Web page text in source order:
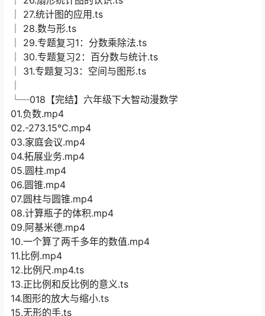
│ 27.统计图的应用.ts
│ 28.数与形.ts
│ 29.专题复习1：分数乘除法.ts
│ 30.专题复习2：百分数与统计.ts
│ 31.专题复习3：空间与图形.ts
└─018【完结】六年级下大智动漫数学
01.负数.mp4
02.-273.15℃.mp4
03.家庭会议.mp4
04.拓展业务.mp4
05.圆柱.mp4
06.圆锥.mp4
07.圆柱与圆锥.mp4
08.计算瓶子的体积.mp4
09.阿基米德.mp4
10.一个算了两千多年的数值.mp4
11.比例.mp4
12.比例尺.mp4.ts
13.正比例和反比例的意义.ts
14.图形的放大与缩小.ts
15.无形的手.ts